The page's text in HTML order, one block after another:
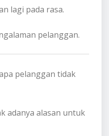
lagi pada rasa.
pelanggan.
pelanggan tidak
adanya alasan untuk